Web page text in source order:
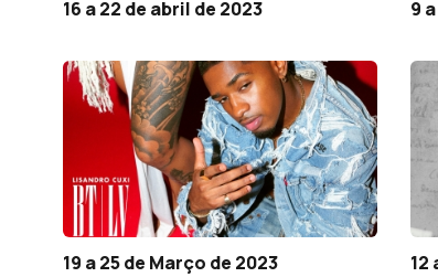
16 a 22 de abril de 2023 9
19 a 25 de Março de 2023 12